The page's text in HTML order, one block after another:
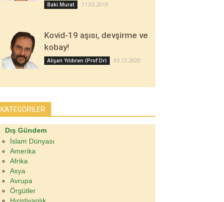
Baki Murat 11.03.2019
Kovid-19 aşısı, devşirme ve
kobay!
Alişan Yıldıran (Prof Dr) 03.12.2020
KATEGORİLER
Dış Gündem
İslam Dünyası
Amerika
Afrika
Asya
Avrupa
Örgütler